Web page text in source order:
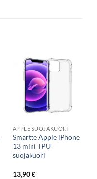
APPLE SUOJAKUORI
Smartte Apple iPhone
13 mini TPU
suojakuori
13,90€